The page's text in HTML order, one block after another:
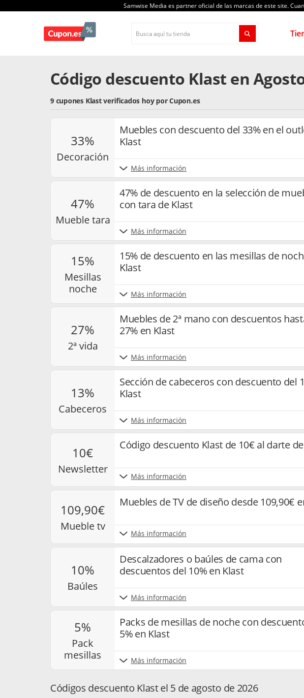
Samwise Media es partner oficial de las marcas de este site.
Código descuento Klast en
9 cupones Klast verificados hoy por Cupon.es
33%
decoración
Muebles con descuento del 33% en el
Klast
Más información
47%
mueble tara
47% de descuento en la selección de
con tara de Klast
Más información
15%
mesillas
noche
15% de descuento en las mesillas de
Klast
Más información
27%
2ª vida
Muebles de 2ª mano con descuentos
27% en Klast
Más información
13%
cabeceros
Sección de cabeceros con descuento del
Klast
Más información
10€
newsletter
Código descuento Klast de 10€ al darte
Más información
109,90€
mueble tv
Muebles de TV de diseño desde 109,90€
Más información
10%
baúles
Descalzadores o baúles de cama con
descuentos del 10% en Klast
Más información
5%
pack
mesillas
Packs de mesillas de noche con
5% en Klast
Más información
Códigos descuento Klast el 5 de agosto de 2026